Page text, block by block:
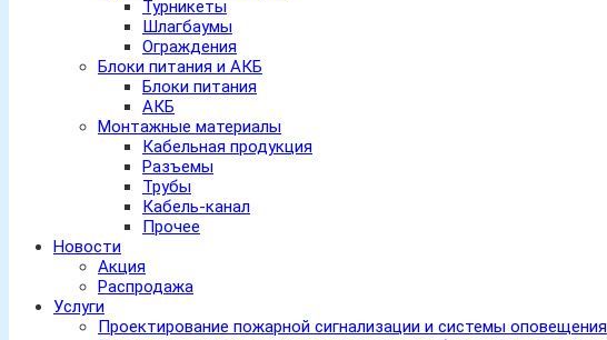
Турникеты
Шлагбаумы
Ограждения
Блоки питания и АКБ
Блоки питания
АКБ
Монтажные материалы
Кабельная продукция
Разъемы
Трубы
Кабель-канал
Прочее
Новости
Акция
Распродажа
Услуги
Проектирование пожарной сигнализации и системы оповещения